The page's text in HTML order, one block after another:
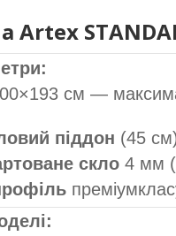
Artex
см —
піддон (45
скло 4 мм